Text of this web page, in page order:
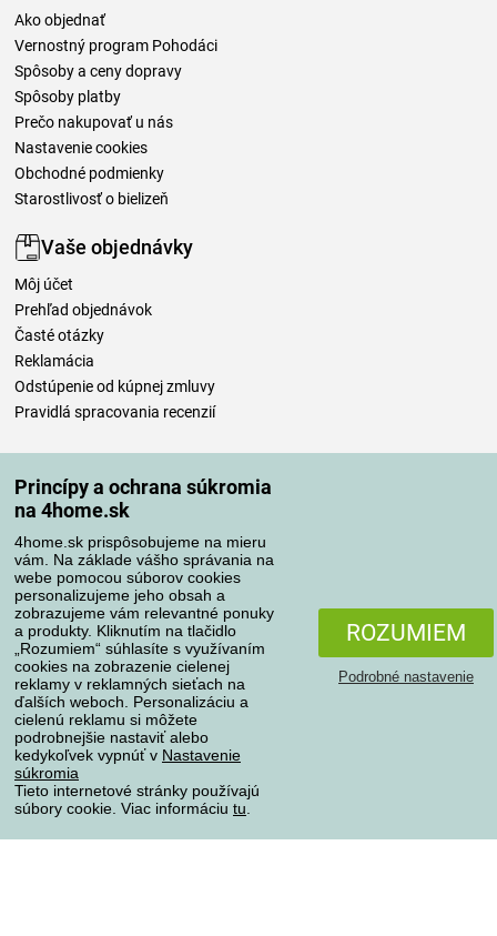
Princípy a ochrana súkromia
na 4home.sk
4home.sk prispôsobujeme na mieru
vám. Na základe vášho správania na
webe pomocou súborov cookies
personalizujeme jeho obsah a
zobrazujeme vám relevantné ponuky
a produkty. Kliknutím na tlačidlo
„Rozumiem“ súhlasíte s využívaním
cookies na zobrazenie cielenej
reklamy v reklamných sieťach na
ďalších weboch. Personalizáciu a
cielenú reklamu si môžete
podrobnejšie nastaviť alebo
kedykoľvek vypnúť v Nastavenie
súkromia
Tieto internetové stránky používajú
súbory cookie. Viac informáciu tu
ROZUMIEM
Podrobné nastavenie
Ako objednať
Vernostný program Pohodáci
Spôsoby a ceny dopravy
Spôsoby platby
Prečo nakupovať u nás
Nastavenie cookies
Obchodné podmienky
Starostlivosť o bielizeň
Vaše objednávky
Môj účet
Prehľad objednávok
Časté otázky
Reklamácia
Odstúpenie od kúpnej zmluvy
Pravidlá spracovania recenzií
Spôsoby platby
Spoľahlivý obchod